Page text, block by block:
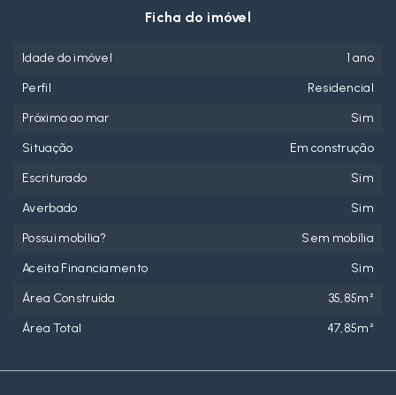
Ficha do imóvel
Idade do imóvel
1 ano
Perfil
Residencial
Próximo ao mar
Sim
Situação
Em construção
Escriturado
Sim
Averbado
Sim
Possui mobília?
Sem mobília
Aceita Financiamento
Sim
Área Construída
35,85m²
Área Total
47,85m²